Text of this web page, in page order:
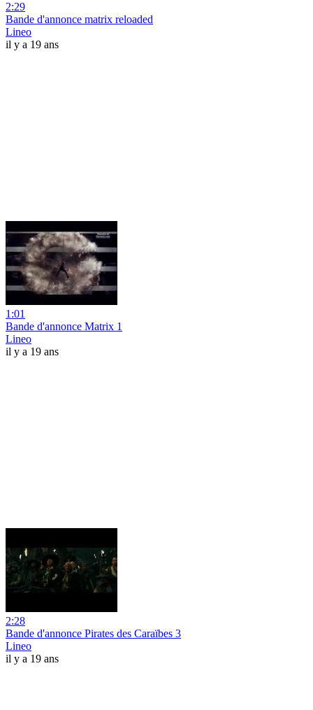
2:29
Bande d'annonce matrix reloaded
Lineo
il y a 19 ans
1:01
Bande d'annonce Matrix 1
Lineo
il y a 19 ans
2:28
Bande d'annonce Pirates des Caraïbes 3
Lineo
il y a 19 ans